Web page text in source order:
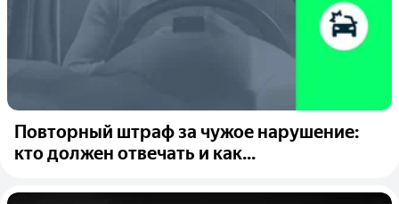
Повторный штраф за чужое нарушение:
кто должен отвечать и как...